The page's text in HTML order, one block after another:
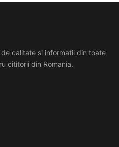
calitate si informatii din toate
cititorii din Romania.